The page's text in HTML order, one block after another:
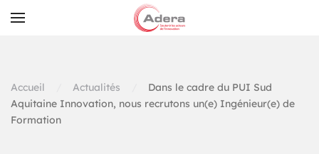
Skip to main content
Accueil Actualités
Dans le cadre du PUI Sud
Aquitaine Innovation, nous recrutons un(e) Ingénieur(e) de
Formation